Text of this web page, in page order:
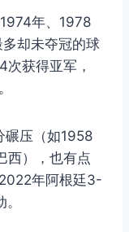
年、1978
却未夺冠的球
次获得亚军，
碾压（如1958
西），也有点
年阿根廷3-